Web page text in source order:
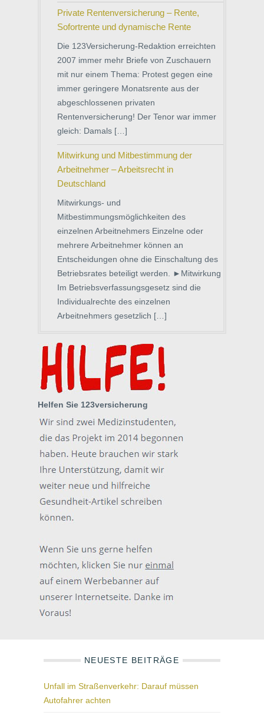
Private Rentenversicherung – Rente,
Sofortrente und dynamische Rente
Die 123Versicherung-Redaktion erreichten
2007 immer mehr Briefe von Zuschauern
mit nur einem Thema: Protest gegen eine
immer geringere Monatsrente aus der
abgeschlossenen privaten
Rentenversicherung! Der Tenor war immer
gleich: Damals […]
Mitwirkung und Mitbestimmung der
Arbeitnehmer – Arbeitsrecht in
Deutschland
Mitwirkungs- und
Mitbestimmungsmöglichkeiten des
einzelnen Arbeitnehmers Einzelne oder
mehrere Arbeitnehmer können an
Entscheidungen ohne die Einschaltung des
Betriebsrates beteiligt werden. ►Mitwirkung
Im Betriebsverfassungsgesetz sind die
Individualrechte des einzelnen
Arbeitnehmers gesetzlich […]
Helfen Sie 123versicherung
NEUESTE BEITRÄGE
Unfall im Straßenverkehr: Darauf müssen
Autofahrer achten